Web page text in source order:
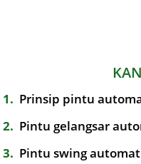
1
Prinsip pintu
2
Pintu gelangsar
3
Pintu swing